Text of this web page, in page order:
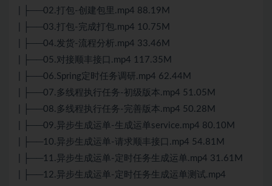
| ├──02.打包-创建包里.mp4 88.19M
| ├──03.打包-完成打包.mp4 10.75M
| ├──04.发货-流程分析.mp4 33.46M
| ├──05.对接顺丰接口.mp4 117.35M
| ├──06.Spring定时任务调研.mp4 62.44M
| ├──07.多线程执行任务-初级版本.mp4 51.05M
| ├──08.多线程执行任务-完善版本.mp4 50.28M
| ├──09.异步生成运单-生成运单service.mp4 80.10M
| ├──10.异步生成运单-请求顺丰接口.mp4 54.81M
| ├──11.异步生成运单-定时任务生成运单.mp4 31.61M
| ├──12.异步生成运单-定时任务生成运单测试.mp4